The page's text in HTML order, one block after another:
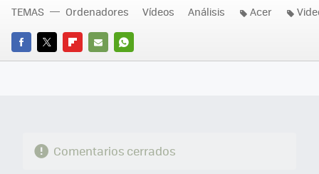
FACEBOOK
TWITTERFLIPBOARD
E-
WHATSAPP
TEMAS Ordenadores Vídeos Análisis Acer
Comentarios cerrados